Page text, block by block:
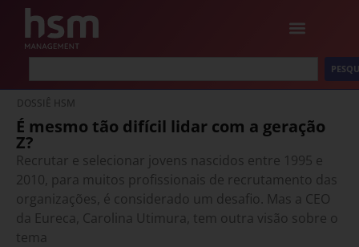
DOSSIÊ HSM
É mesmo tão difícil lidar com a geração
Z?
Recrutar e selecionar jovens nascidos entre 1995 e
2010, para muitos profissionais de recrutamento das
organizações, é considerado um desafio. Mas a CEO
da Eureca, Carolina Utimura, tem outra visão sobre o
tema